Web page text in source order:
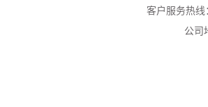
客户服务热
公司